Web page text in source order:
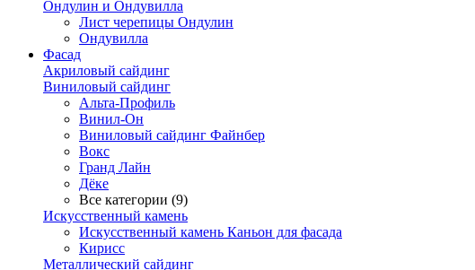
Ондулин и Ондувилла
Лист черепицы Ондулин
Ондувилла
Фасад
Акриловый сайдинг
Виниловый сайдинг
Альта-Профиль
Винил-Он
Виниловый сайдинг Файнбер
Вокс
Гранд Лайн
Дёке
Все категории (9)
Искусственный камень
Искусственный камень Каньон для фасада
Кирисс
Металлический сайдинг